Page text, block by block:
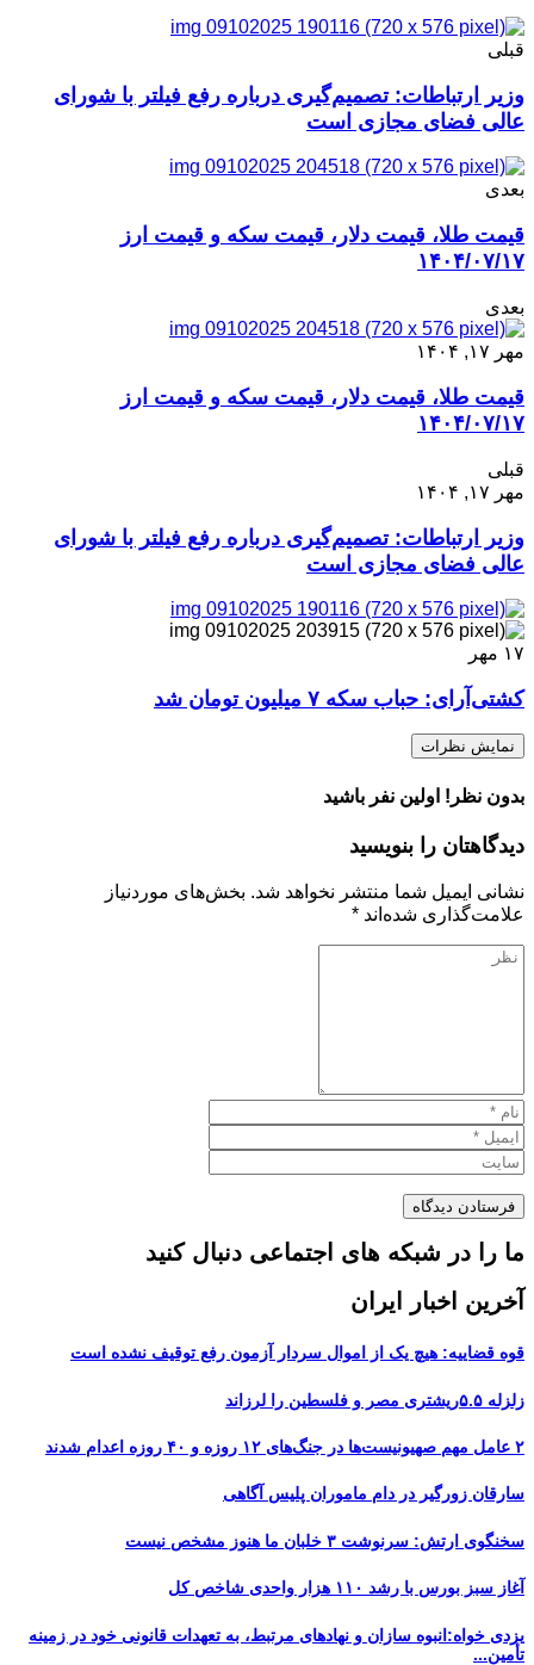
قبلی
وزیر ارتباطات: تصمیم‌گیری درباره رفع فیلتر با شورای
عالی فضای مجازی است
بعدی
قیمت طلا، قیمت دلار، قیمت سکه و قیمت ارز
۱۴۰۴/۰۷/۱۷
بعدی
مهر ۱۷, ۱۴۰۴
قیمت طلا، قیمت دلار، قیمت سکه و قیمت ارز
۱۴۰۴/۰۷/۱۷
قبلی
مهر ۱۷, ۱۴۰۴
وزیر ارتباطات: تصمیم‌گیری درباره رفع فیلتر با شورای
عالی فضای مجازی است
۱۷ مهر
کشتی‌آرای: حباب سکه ۷ میلیون تومان شد
نمایش نظرات
بدون نظر! اولین نفر باشید
دیدگاهتان را بنویسید
نشانی ایمیل شما منتشر نخواهد شد. بخش‌های موردنیاز
علامت‌گذاری شده‌اند *
ما را در شبکه های اجتماعی دنبال کنید
آخرین اخبار ایران
قوه قضاییه: هیچ یک از اموال سردار آزمون رفع توقیف نشده است
زلزله ۵.۵ریشتری مصر و فلسطین را لرزاند
۲ عامل مهم صهیونیست‌ها در جنگ‌های ۱۲ روزه و ۴۰ روزه اعدام شدند
سارقان زورگیر در دام ماموران پلیس آگاهی
سخنگوی ارتش: سرنوشت ۳ خلبان ما هنوز مشخص نیست
آغاز سبز بورس با رشد ۱۱۰ هزار واحدی شاخص کل
یزدی خواه:انبوه سازان و نهادهای مرتبط، به تعهدات قانونی خود در زمینه
تأمین...